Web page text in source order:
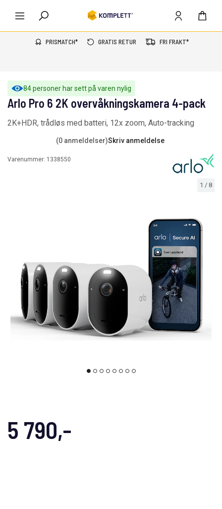
PRISMATCH* GRATIS RETUR FRI FRAKT*
84 personer har sett på varen nylig
1 / 8
Arlo Pro 6 2K overvåkningskamera 4-pack
2K+HDR, trådløs med batteri, 12x zoom, Auto-tracking
(0 anmeldelser)Skriv anmeldelse
Varenummer: 1338550
5 790,-